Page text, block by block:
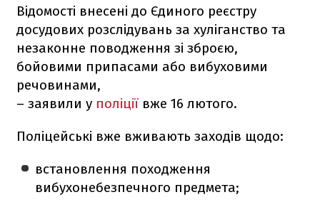
Відомості внесені до Єдиного реєстру
досудових розслідувань за хуліганство та
незаконне поводження зі зброєю,
бойовими припасами або вибуховими
речовинами,
– заявили у поліції вже 16 лютого.
Поліцейські вже вживають заходів щодо:
встановлення походження
вибухонебезпечного предмета;